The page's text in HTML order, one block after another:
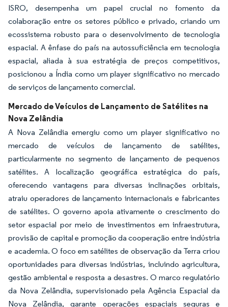
ISRO, desempenha um papel crucial no fomento da
colaboração entre os setores público e privado, criando um
ecossistema robusto para o desenvolvimento de tecnologia
espacial. A ênfase do país na autossuficiência em tecnologia
espacial, aliada à sua estratégia de preços competitivos,
posicionou a Índia como um player significativo no mercado
de serviços de lançamento comercial.
Mercado de Veículos de Lançamento de Satélites na
Nova Zelândia
A Nova Zelândia emergiu como um player significativo no
mercado de veículos de lançamento de satélites,
particularmente no segmento de lançamento de pequenos
satélites. A localização geográfica estratégica do país,
oferecendo vantagens para diversas inclinações orbitais,
atraiu operadores de lançamento internacionais e fabricantes
de satélites. O governo apoia ativamente o crescimento do
setor espacial por meio de investimentos em infraestrutura,
provisão de capital e promoção da cooperação entre indústria
e academia. O foco em satélites de observação da Terra criou
oportunidades para diversas indústrias, incluindo agricultura,
gestão ambiental e resposta a desastres. O marco regulatório
da Nova Zelândia, supervisionado pela Agência Espacial da
Nova Zelândia, garante operações espaciais seguras e